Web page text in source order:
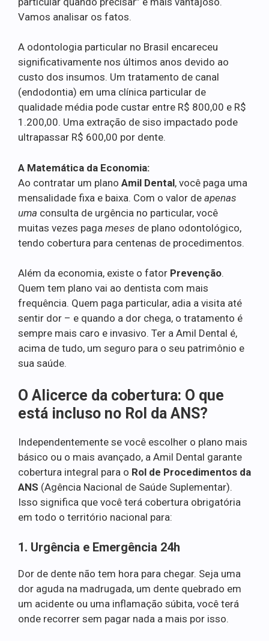
Vamos analisar os fatos.
A odontologia particular no Brasil encareceu
significativamente nos últimos anos devido ao
custo dos insumos. Um tratamento de canal
(endodontia) em uma clínica particular de
qualidade média pode custar entre R$ 800,00 e R$
1.200,00. Uma extração de siso impactado pode
ultrapassar R$ 600,00 por dente.
A Matemática da Economia:
Ao contratar um plano Amil Dental, você paga uma
mensalidade fixa e baixa. Com o valor de apenas
uma consulta de urgência no particular, você
muitas vezes paga meses de plano odontológico,
tendo cobertura para centenas de procedimentos.
Além da economia, existe o fator Prevenção.
Quem tem plano vai ao dentista com mais
frequência. Quem paga particular, adia a visita até
sentir dor – e quando a dor chega, o tratamento é
sempre mais caro e invasivo. Ter a Amil Dental é,
acima de tudo, um seguro para o seu patrimônio e
sua saúde.
O Alicerce da cobertura: O que
está incluso no Rol da ANS?
Independentemente se você escolher o plano mais
básico ou o mais avançado, a Amil Dental garante
cobertura integral para o Rol de Procedimentos da
ANS (Agência Nacional de Saúde Suplementar).
Isso significa que você terá cobertura obrigatória
em todo o território nacional para:
1. Urgência e Emergência 24h
Dor de dente não tem hora para chegar. Seja uma
dor aguda na madrugada, um dente quebrado em
um acidente ou uma inflamação súbita, você terá
onde recorrer sem pagar nada a mais por isso.